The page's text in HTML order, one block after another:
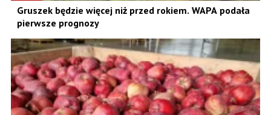
Gruszek będzie więcej niż przed rokiem. WAPA podała
pierwsze prognozy